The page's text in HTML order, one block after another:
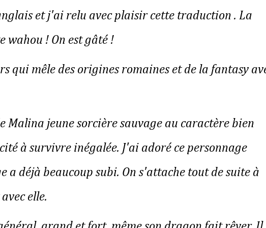
et j'ai relu avec plaisir cette traduction . La
wahou ! On est gâté !
qui mêle des origines romaines et de la fantasy
Malina jeune sorcière sauvage au caractère bien
à survivre inégalée. J'ai adoré ce personnage
a déjà beaucoup subi. On s'attache tout de suite à
elle.